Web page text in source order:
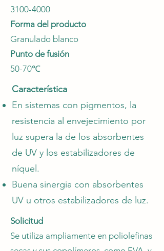
3100-4000
Forma del producto
Granulado blanco
Punto de fusión
50-70℃
Característica
En sistemas con pigmentos, la
resistencia al envejecimiento por
luz supera la de los absorbentes
de UV y los estabilizadores de
níquel.
Buena sinergia con absorbentes
UV u otros estabilizadores de luz.
Solicitud
Se utiliza ampliamente en poliolefinas